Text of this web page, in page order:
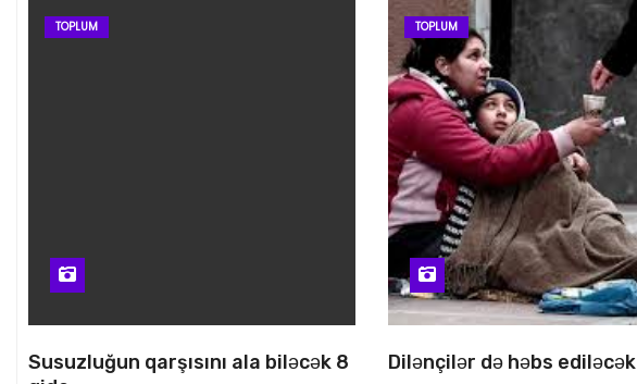
TOPLUM
Susuzluğun qarşısını ala biləcək 8
TOPLUM
Dilənçilər də həbs ediləcək